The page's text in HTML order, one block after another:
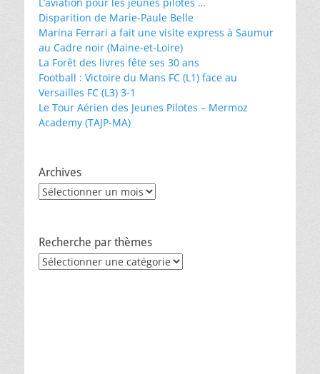
Disparition de Marie-Paule Belle
Marina Ferrari a fait une visite express à Saumur
au Cadre noir (Maine-et-Loire)
La Forêt des livres fête ses 30 ans
Football : Victoire du Mans FC (L1) face au
Versailles FC (L3) 3-1
Le Tour Aérien des Jeunes Pilotes – Mermoz
Academy (TAJP-MA)
Archives
Archives
Recherche par thèmes
Recherche